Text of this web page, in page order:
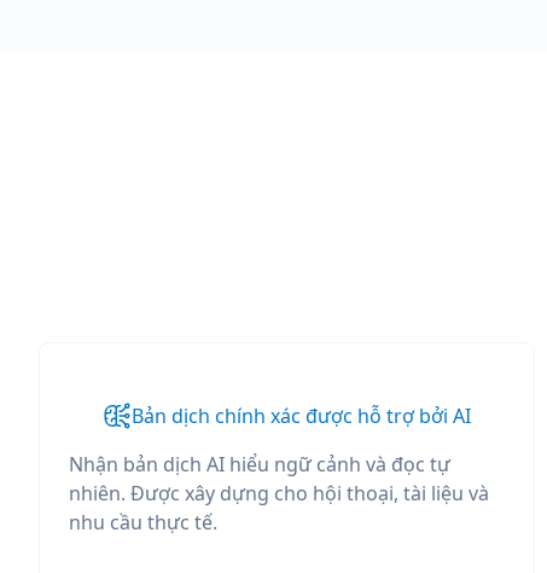
Bản dịch chính xác được hỗ trợ bởi AI
Nhận bản dịch AI hiểu ngữ cảnh và đọc tự
nhiên. Được xây dựng cho hội thoại, tài liệu và
nhu cầu thực tế.